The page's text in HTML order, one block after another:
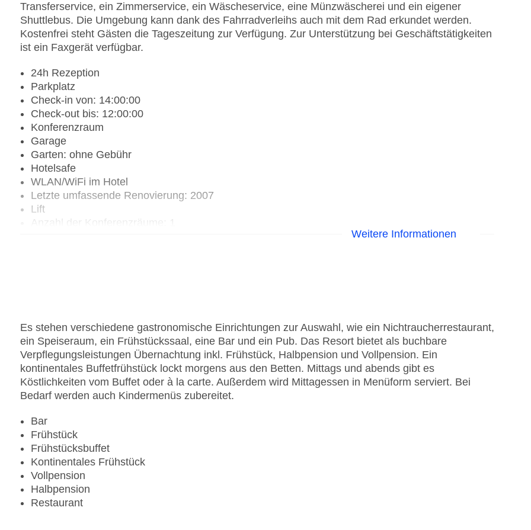
Transferservice, ein Zimmerservice, ein Wäscheservice, eine Münzwäscherei und ein eigener
Shuttlebus. Die Umgebung kann dank des Fahrradverleihs auch mit dem Rad erkundet werden.
Kostenfrei steht Gästen die Tageszeitung zur Verfügung. Zur Unterstützung bei Geschäftstätigkeiten
ist ein Faxgerät verfügbar.
24h Rezeption
Parkplatz
Check-in von: 14:00:00
Check-out bis: 12:00:00
Konferenzraum
Garage
Garten: ohne Gebühr
Hotelsafe
WLAN/WiFi im Hotel
Letzte umfassende Renovierung: 2007
Lift
Anzahl der Konferenzräume: 1
Landeskategorie: 4 Sterne
Weitere Informationen
Es stehen verschiedene gastronomische Einrichtungen zur Auswahl, wie ein Nichtraucherrestaurant,
ein Speiseraum, ein Frühstückssaal, eine Bar und ein Pub. Das Resort bietet als buchbare
Verpflegungsleistungen Übernachtung inkl. Frühstück, Halbpension und Vollpension. Ein
kontinentales Buffetfrühstück lockt morgens aus den Betten. Mittags und abends gibt es
Köstlichkeiten vom Buffet oder à la carte. Außerdem wird Mittagessen in Menüform serviert. Bei
Bedarf werden auch Kindermenüs zubereitet.
Bar
Frühstück
Frühstücksbuffet
Kontinentales Frühstück
Vollpension
Halbpension
Restaurant